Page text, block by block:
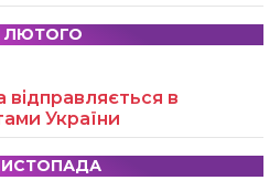
ЛЮТОГО
відправляється в
України